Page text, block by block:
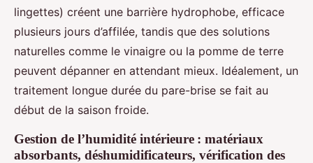
lingettes) créent une barrière hydrophobe, efficace
plusieurs jours d’affilée, tandis que des solutions
naturelles comme le vinaigre ou la pomme de terre
peuvent dépanner en attendant mieux. Idéalement, un
traitement longue durée du pare-brise se fait au
début de la saison froide.
Gestion de l’humidité intérieure : matériaux
absorbants, déshumidificateurs, vérification des